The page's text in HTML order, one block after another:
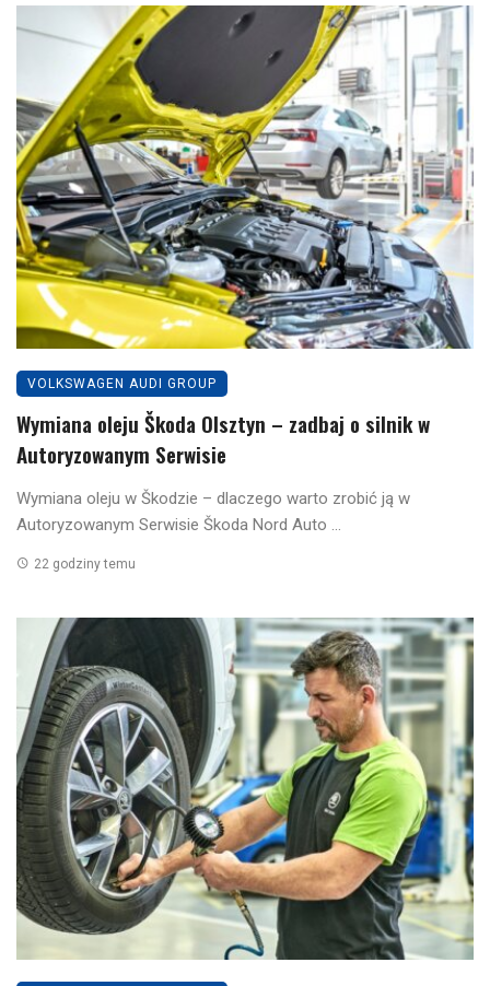
VOLKSWAGEN AUDI GROUP
Wymiana oleju Škoda Olsztyn – zadbaj o silnik w
Autoryzowanym Serwisie
Wymiana oleju w Škodzie – dlaczego warto zrobić ją w
Autoryzowanym Serwisie Škoda Nord Auto ...
22 godziny temu